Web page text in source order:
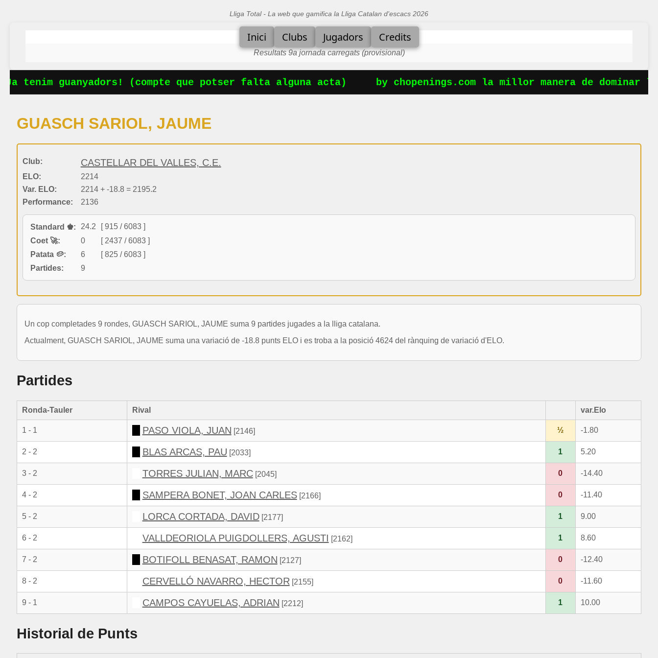
Lliga Total - La web que gamifica la Lliga Catalan d'escacs 2026
Inici Clubs Jugadors Credits
Resultats 9a jornada carregats (provisional)
tenim guanyadors! (compte que potser falta alguna acta) by chopenings.com la millor manera de dominar
GUASCH SARIOL, JAUME
Club: CASTELLAR DEL VALLES, C.E.
ELO:
2214
Var. ELO:
2214 + -18.8 = 2195.2
Performance:
2136
Standard ♚: 24.2
[ 915 / 6083 ]
Coet 🚀:
0
[ 2437 / 6083 ]
Patata 🥔:
6
[ 825 / 6083 ]
Partides:
9
Un cop completades 9 rondes, GUASCH SARIOL, JAUME suma 9 partides jugades a la lliga catalana.
Actualment, GUASCH SARIOL, JAUME suma una variació de -18.8 punts ELO i es troba a la posició 4624 del rànquing de variació d'ELO.
Partides
Ronda-Tauler Rival var.Elo
1 - 1 PASO VIOLA, JUAN [2146] ½ -1.80
2 - 2 BLAS ARCAS, PAU [2033] 1 5.20
3 - 2 TORRES JULIAN, MARC[2045] 0 -14.40
4 - 2 SAMPERA BONET, JOAN CARLES[2166] 0 -11.40
5 - 2 LORCA CORTADA, DAVID[2177] 1 9.00
6 - 2 VALLDEORIOLA PUIGDOLLERS, AGUSTI [2162] 1 8.60
7 - 2 BOTIFOLL BENASAT, RAMON [2127] 0 -12.40
8 - 2 CERVELLÓ NAVARRO, HECTOR [2155] 0 -11.60
9 - 1 CAMPOS CAYUELAS, ADRIAN [2212] 1 10.00
Historial de Punts